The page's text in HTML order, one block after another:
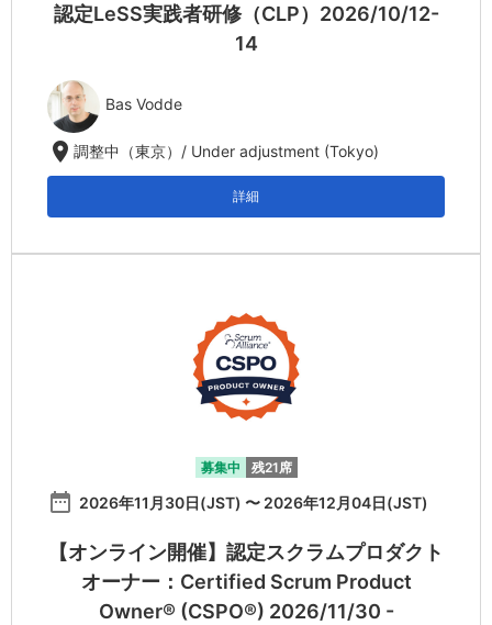
認定LeSS実践者研修（CLP）2026/10/12-
14
Bas Vodde
location_on調整中（東京）/ Under adjustment (Tokyo)
詳細
募集中 残21席
date_range 2026年11月30日(JST) 〜 2026年12月04日(JST)
【オンライン開催】認定スクラムプロダクト
オーナー：Certified Scrum Product
Owner® (CSPO®) 2026/11/30 -